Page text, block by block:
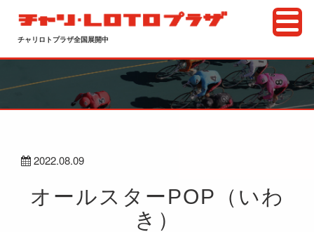
チャリロトプラザ全国展開中
2022.08.09
オールスターPOP（いわ
き）